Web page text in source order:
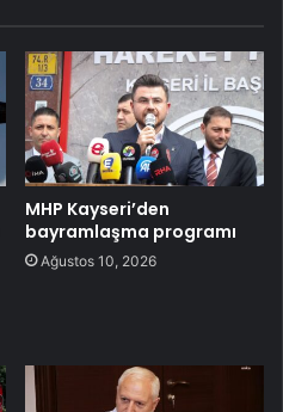
MHP Kayseri’den
bayramlaşma programı
Ağustos 10, 2026